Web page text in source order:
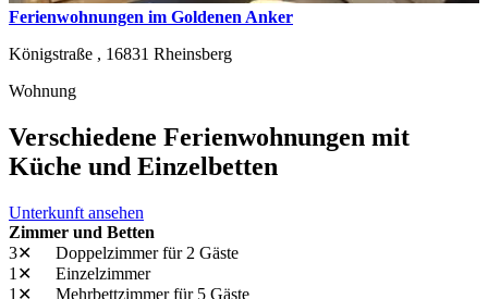
Ferienwohnungen im Goldenen Anker
Königstraße , 16831 Rheinsberg
Wohnung
Verschiedene Ferienwohnungen mit
Küche und Einzelbetten
Unterkunft ansehen
Zimmer und Betten
3✕
Doppelzimmerfür 2 Gäste
1✕
Einzelzimmer
1✕
Mehrbettzimmerfür 5 Gäste